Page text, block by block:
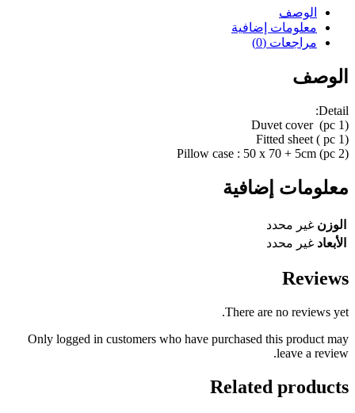
الوصف
معلومات إضافية
مراجعات (0)
الوصف
Detail:
(1 pc) Duvet cover
(1 pc ) Fitted sheet
(2 pc) Pillow case : 50 x 70 + 5cm
معلومات إضافية
الوزن غير محدد
الأبعاد غير محدد
Reviews
There are no reviews yet.
Only logged in customers who have purchased this product may
leave a review.
Related products